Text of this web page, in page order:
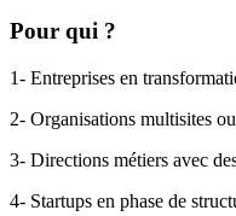
Pour qui ?
1- Entreprises en
2- Organisations multisites
3- Directions métiers avec
4- Startups en phase de